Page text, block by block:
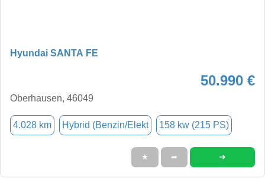
Hyundai SANTA FE
50.990 €
Oberhausen, 46049
4.028 km Hybrid (Benzin/Elekt 158 kw (215 PS)
★ ➦ ➜